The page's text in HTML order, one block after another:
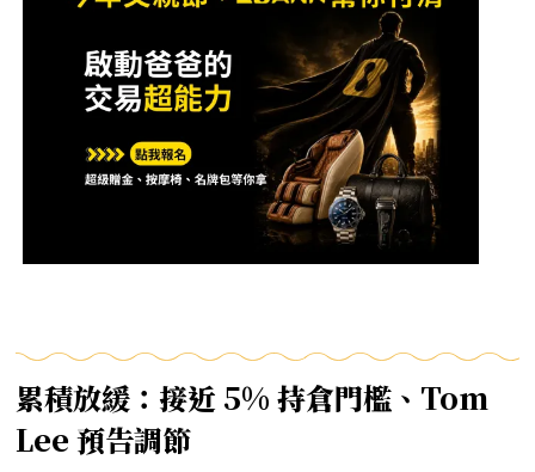
累積放緩：接近 5% 持倉門檻、Tom
Lee 預告調節